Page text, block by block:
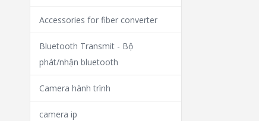
Accessories for fiber converter
Bluetooth Transmit - Bộ
phát/nhận bluetooth
Camera hành trình
camera ip